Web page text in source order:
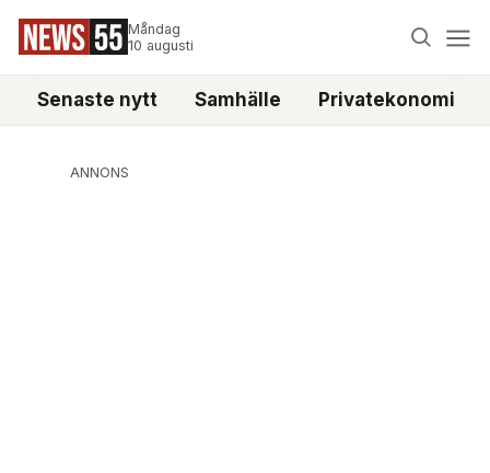
Måndag
10 augusti
Senaste nytt Samhälle Privatekonomi
ANNONS